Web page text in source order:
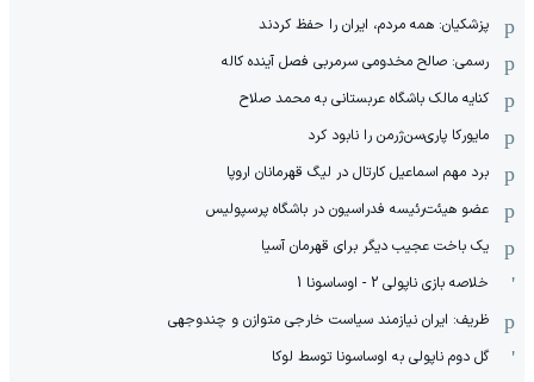
پزشکیان: همه مردم، ایران را حفظ کردند
رسمی: صالح مخدومی سرمربی فصل آینده کاله
کنایه مالک باشگاه عربستانی به محمد صلاح
مایورکا پاری‌سن‌ژرمن را نابود کرد
برد مهم اسماعیل کارتال در لیگ قهرمانان اروپا
عضو هیئت‌رئیسه فدراسیون در باشگاه پرسپولیس
یک باخت عجیب دیگر برای قهرمان آسیا
خلاصه بازی ناپولی 2 - اوساسونا 1
ظریف: ایران نیازمند سیاست خارجی متوازن و چندوجهی
گل دوم ناپولی به اوساسونا توسط لوکا